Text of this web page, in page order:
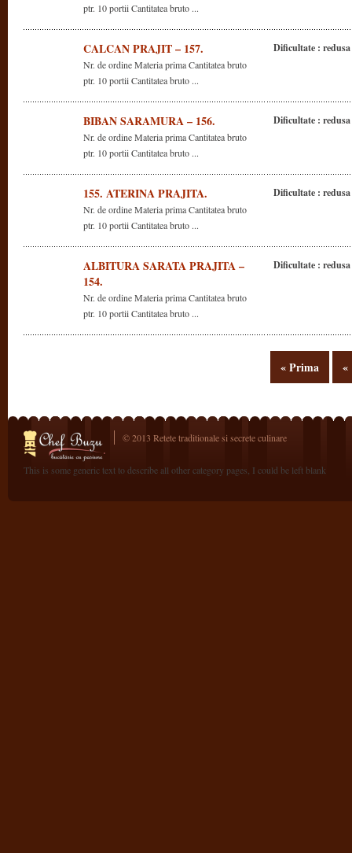
ptr. 10 portii Cantitatea bruto ...
CALCAN PRAJIT – 157.
Nr. de ordine Materia prima Cantitatea bruto
ptr. 10 portii Cantitatea bruto ...
Dificultate : redusa
BIBAN SARAMURA – 156.
Nr. de ordine Materia prima Cantitatea bruto
ptr. 10 portii Cantitatea bruto ...
Dificultate : redusa
155. ATERINA PRAJITA.
Nr. de ordine Materia prima Cantitatea bruto
ptr. 10 portii Cantitatea bruto ...
Dificultate : redusa
ALBITURA SARATA PRAJITA –
154.
Nr. de ordine Materia prima Cantitatea bruto
ptr. 10 portii Cantitatea bruto ...
Dificultate : redusa
« Prima «
© 2013 Retete traditionale si secrete culinare
This is some generic text to describe all other category pages, I could be left blank